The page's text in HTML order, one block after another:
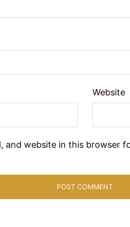
Website
and website in this browser